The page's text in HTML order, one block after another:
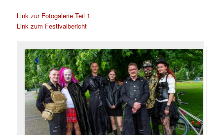
Link zur Fotogalerie Teil 1
Link zum Festivalbericht